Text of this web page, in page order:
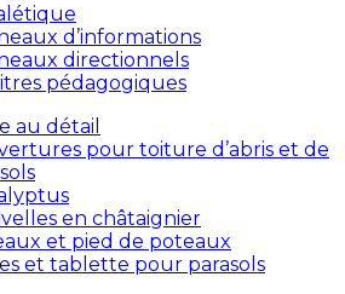
d’informations
directionnels
pédagogiques
au détail
pour toiture d’abris et de
en châtaignier
et pied de poteaux
et tablette pour parasols